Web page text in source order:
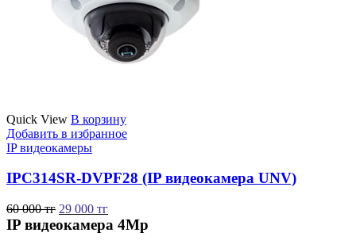
Quick View В корзину
Добавить в избранное
IP видеокамеры
IPC314SR-DVPF28 (IP видеокамера UNV)
60 000тг 29 000 тг
IP видеокамера 4Mp